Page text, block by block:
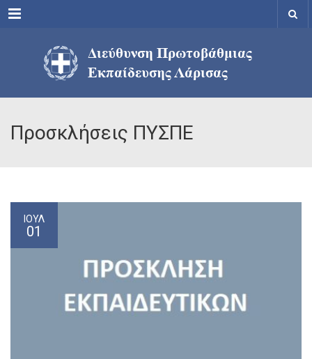
Menu
Προσκλήσεις ΠΥΣΠΕ
ΙΟΎΛ
01